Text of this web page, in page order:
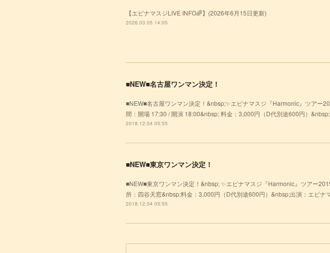
【エビナマスジLIVE INFO🌈】(2026年6月15日更新)
2026.03.05 14:05
■NEW■名古屋ワンマン決定！
■NEW■名古屋ワンマン決定！&nbsp;✨エビナマスジ『Harmonic』ツアー
間：開場 17:30 / 開演 18:00&nbsp; 料金：3,000円（D代別途600円）
2018.12.04 05:55
■NEW■東京ワンマン決定！
■NEW■東京ワンマン決定！&nbsp; ✨エビナマスジ『Harmonic』ツアー
所：四谷天窓&nbsp;料金：3,000円（D代別途600円）&nbsp;出演：エビナ
2018.12.04 05:55